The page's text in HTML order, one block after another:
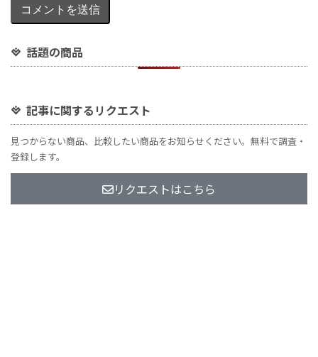
話題の商品
記事に関するリクエスト
見つからない商品、比較したい商品をお知らせください。無料で調査・
登録します。
リクエストはこちら